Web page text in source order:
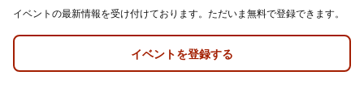
イベントの最新情報を受け付けております。ただいま無料で登録できます。
イベントを登録する